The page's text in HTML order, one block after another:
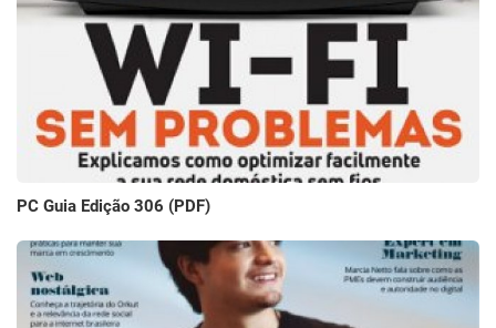
PC Guia Edição 306 (PDF)